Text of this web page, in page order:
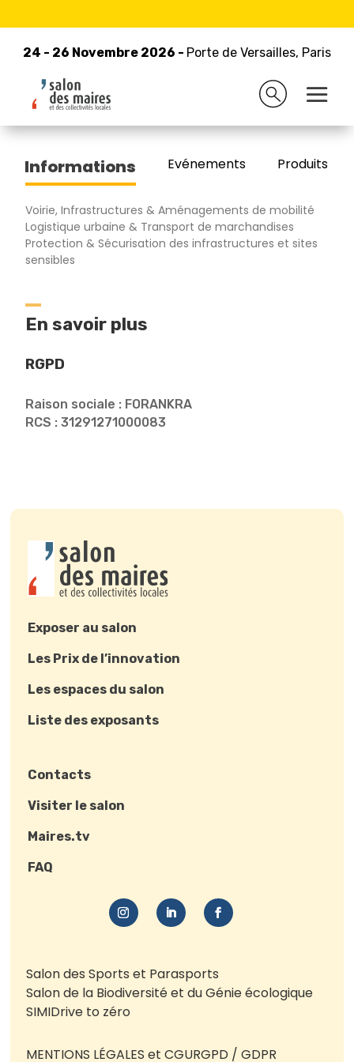
24 - 26 Novembre 2026 - Porte de Versailles, Paris
24 - 26 Novembre 2026 - Porte de Versailles, Paris
Retour à la liste des exposants
FORANKRA
Informations Evénements Produits/
Voirie, Infrastructures & Aménagements de mobilité
Logistique urbaine & Transport de marchandises
Protection & Sécurisation des infrastructures et sites
sensibles
En savoir plus
RGPD
Raison sociale : FORANKRA
RCS : 31291271000083
Exposer au salon
Les Prix de l’innovation
Les espaces du salon
Liste des exposants
Contacts
Visiter le salon
Maires.tv
FAQ
Salon des Sports et Parasports
Salon de la Biodiversité et du Génie écologique
SIMIDrive to zéro
MENTIONS LÉGALES et CGURGPD / GDPR